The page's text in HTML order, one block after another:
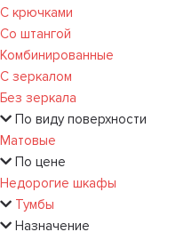
С крючками
Со штангой
Комбинированные
С зеркалом
Без зеркала
По виду поверхности
Матовые
По цене
Недорогие шкафы
Тумбы
Назначение